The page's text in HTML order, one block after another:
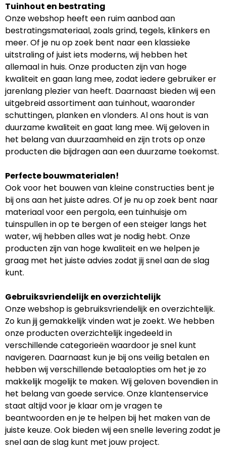
Tuinhout en bestrating
Onze webshop heeft een ruim aanbod aan
bestratingsmateriaal, zoals grind, tegels, klinkers en
meer. Of je nu op zoek bent naar een klassieke
uitstraling of juist iets moderns, wij hebben het
allemaal in huis. Onze producten zijn van hoge
kwaliteit en gaan lang mee, zodat iedere gebruiker er
jarenlang plezier van heeft. Daarnaast bieden wij een
uitgebreid assortiment aan tuinhout, waaronder
schuttingen, planken en vlonders. Al ons hout is van
duurzame kwaliteit en gaat lang mee. Wij geloven in
het belang van duurzaamheid en zijn trots op onze
producten die bijdragen aan een duurzame toekomst.
Perfecte bouwmaterialen!
Ook voor het bouwen van kleine constructies bent je
bij ons aan het juiste adres. Of je nu op zoek bent naar
materiaal voor een pergola, een tuinhuisje om
tuinspullen in op te bergen of een steiger langs het
water, wij hebben alles wat je nodig hebt. Onze
producten zijn van hoge kwaliteit en we helpen je
graag met het juiste advies zodat jij snel aan de slag
kunt.
Gebruiksvriendelijk en overzichtelijk
Onze webshop is gebruiksvriendelijk en overzichtelijk.
Zo kun jij gemakkelijk vinden wat je zoekt. We hebben
onze producten overzichtelijk ingedeeld in
verschillende categorieën waardoor je snel kunt
navigeren. Daarnaast kun je bij ons veilig betalen en
hebben wij verschillende betaalopties om het je zo
makkelijk mogelijk te maken. Wij geloven bovendien in
het belang van goede service. Onze klantenservice
staat altijd voor je klaar om je vragen te
beantwoorden en je te helpen bij het maken van de
juiste keuze. Ook bieden wij een snelle levering zodat je
snel aan de slag kunt met jouw project.